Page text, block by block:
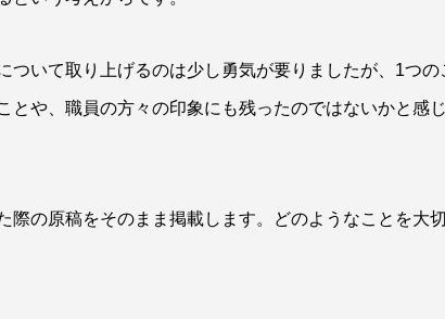
いて取り上げるのは少し勇気が要りましたが、1つの
や、職員の方々の印象にも残ったのではないかと感じ
際の原稿をそのまま掲載します。どのようなことを大切